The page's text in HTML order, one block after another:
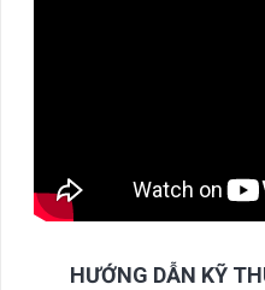
HƯỚNG DẪN KỸ